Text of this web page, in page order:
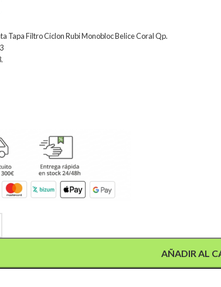
Tapa Filtro Ciclon Rubi Monobloc Belice Coral Qp.
AÑADIR AL